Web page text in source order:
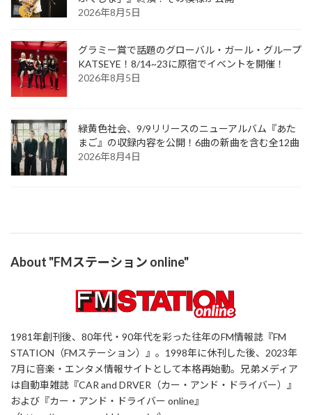
2026年8月5日
グラミー賞で話題のグローバル・ガール・グループ
KATSEYE！8/14~23に原宿でイベントを開催！
2026年8月5日
緑黄色社会、9/9リリースのニューアルバム『あた
まご』の収録内容を公開！6曲の新曲を含む全12曲
2026年8月4日
About "FMステーション online"
1981年創刊後、80年代・90年代を彩った往年のFM情報誌『FM
STATION（FMステーション）』。1998年に休刊した後、2023年
7月に音楽・エンタメ情報サイトとして本格再始動。兄弟メディア
は自動車雑誌『CAR and DRVER（カー・アンド・ドライバー）』
および『カー・アンド・ドライバー online』